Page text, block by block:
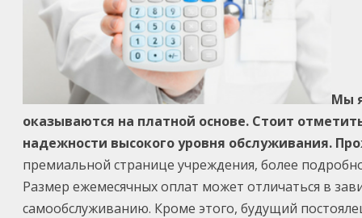
Мы
оказываются на платной основе. Стоит
надежности высокого уровня обслуживания.
премиальной странице учреждения, более
Размер ежемесячных оплат может отличаться в
самообслуживанию. Кроме этого, будущий